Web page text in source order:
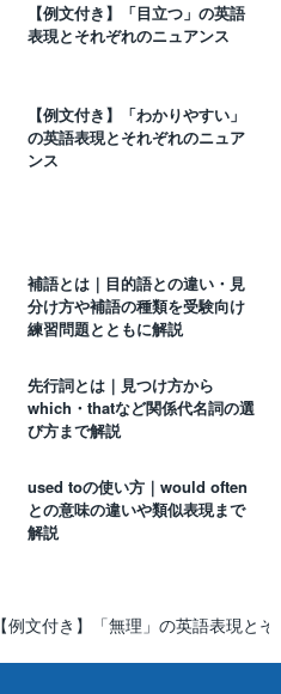
【例文付き】「目立つ」の英語
表現とそれぞれのニュアンス
【例文付き】「わかりやすい」
の英語表現とそれぞれのニュア
ンス
補語とは｜目的語との違い・見
分け方や補語の種類を受験向け
練習問題とともに解説
先行詞とは｜見つけ方から
which・thatなど関係代名詞の選
び方まで解説
used toの使い方｜would often
との意味の違いや類似表現まで
解説
【例文付き】「無理」の英語表現と